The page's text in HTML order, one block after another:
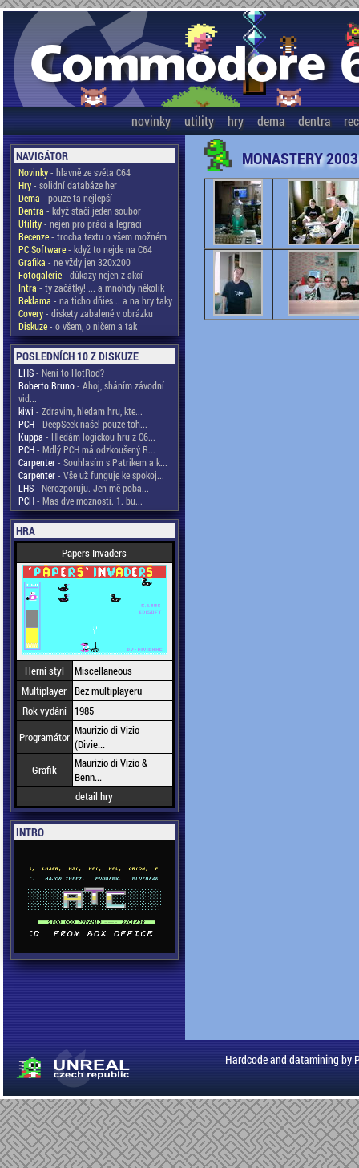
novinky utility hry dema dentra
NAVIGÁTOR
Novinky- hlavně ze světa C64
Hry- solidní databáze her
Dema - pouze ta nejlepší
Dentra - když stačí jeden soubor
Utility- nejen pro práci a legraci
Recenze- trocha textu o všem možném
PC Software- když to nejde na C64
Grafika - ne vždy jen 320x200
Fotogalerie- důkazy nejen z akcí
Intra - ty začátky! ... a mnohdy několik
Reklama - na ticho dňies .. a na hry taky
Covery- diskety zabalené v obrázku
Diskuze- o všem, o ničem a tak
POSLEDNÍCH 10 Z DISKUZE
LHS- Není to HotRod?
Roberto Bruno- Ahoj, sháním závodní
vid...
kiwi - Zdravim, hledam hru, kte...
PCH- DeepSeek našel pouze toh...
Kuppa - Hledám logickou hru z C6...
PCH- Mdlý PCH má odzkoušený R...
Carpenter- Souhlasím s Patrikem a k...
Carpenter- Vše už funguje ke spokoj...
LHS- Nerozporuju. Jen mě poba...
PCH- Mas dve moznosti. 1. bu...
HRA
Papers Invaders
Herní styl
Miscellaneous
Multiplayer Bez multiplayeru
Rok vydání
1985
Programátor Maurizio di Vizio
(Divie...
Grafik
Maurizio di Vizio &
Benn...
detail hry
INTRO
MONASTERY 2003
Hardcode and datamining by